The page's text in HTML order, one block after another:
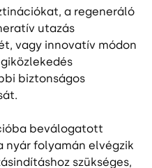
a regeneráló
utazás
vagy innovatív módon
biztonságos
beválogatott
nyár folyamán elvégzik
szükséges,